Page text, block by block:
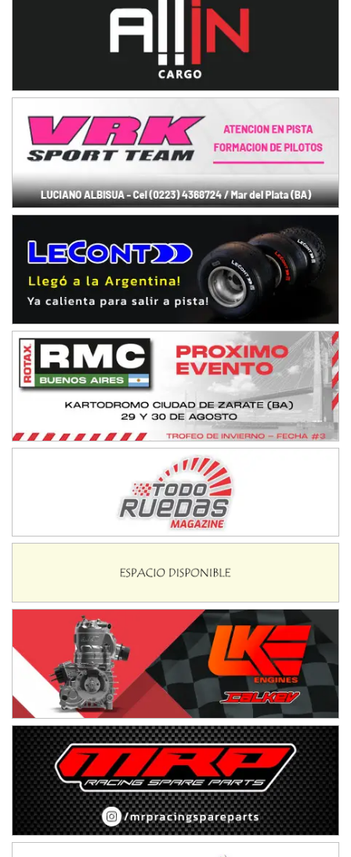
NORESTE SANTAFESINO - F6
José Samuel Sánchez (Tierra)
Rufino (Santa Fe)
TUCUMANO - F5
Juan Navarro (Asfalto)